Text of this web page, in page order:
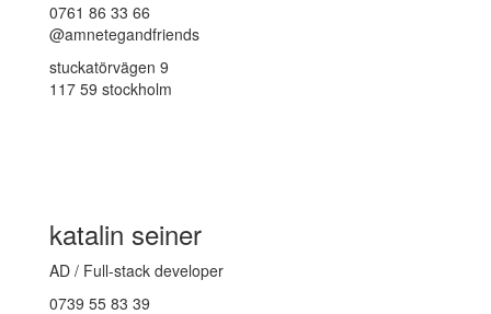
0761 86 33 66
@amnetegandfriends
stuckatörvägen 9
117 59 stockholm
katalin seiner
AD / Full-stack developer
0739 55 83 39